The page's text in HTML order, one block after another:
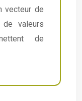
vecteur de
valeurs
de